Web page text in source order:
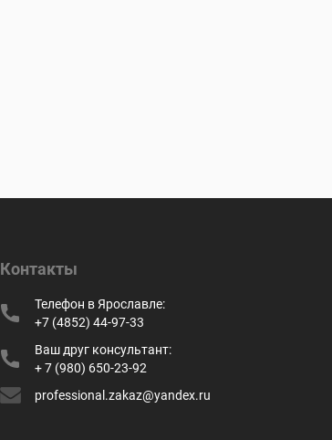
Контакты
Телефон в Ярославле:
+7 (4852) 44-97-33
Ваш друг консультант:
+ 7 (980) 650-23-92
professional.zakaz@yandex.ru